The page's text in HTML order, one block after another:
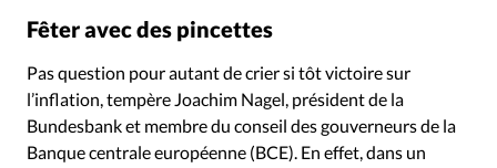
Vécu
Vie Intérieure
Fêter avec des pincettes
Pas question pour autant de crier si tôt victoire sur
l’inflation, tempère Joachim Nagel, président de la
Bundesbank et membre du conseil des gouverneurs de la
Banque centrale européenne (BCE). En effet, dans un